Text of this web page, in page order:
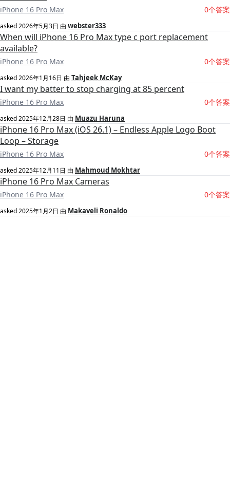
iPhone 16 Pro Max 0个答案
asked2026年5月3日 由 webster333
When will iPhone 16 Pro Max type c port replacement
available?
iPhone 16 Pro Max 0个答案
asked2026年1月16日 由 Tahjeek McKay
I want my batter to stop charging at 85 percent
iPhone 16 Pro Max 0个答案
asked2025年12月28日 由 Muazu Haruna
iPhone 16 Pro Max (iOS 26.1) – Endless Apple Logo Boot
Loop – Storage
iPhone 16 Pro Max 0个答案
asked2025年12月11日 由 Mahmoud Mokhtar
iPhone 16 Pro Max Cameras
iPhone 16 Pro Max 0个答案
asked2025年1月2日 由 Makaveli Ronaldo